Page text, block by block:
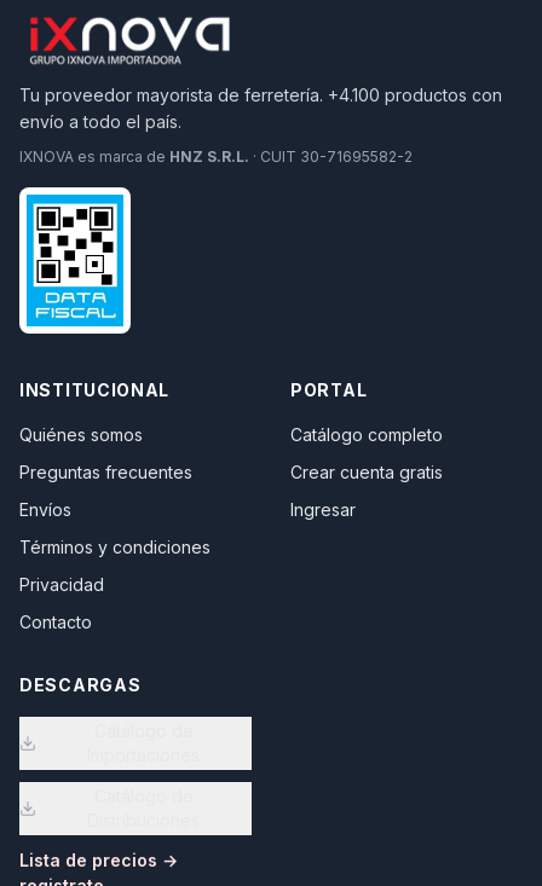
Tu proveedor mayorista de ferretería. +4.100 productos con
envío a todo el país.
IXNOVA es marca de HNZ S.R.L. · CUIT 30-71695582-2
INSTITUCIONAL
Quiénes somos
Preguntas frecuentes
Envíos
Términos y condiciones
Privacidad
Contacto
PORTAL
Catálogo completo
Crear cuenta gratis
Ingresar
DESCARGAS
Lista de precios →